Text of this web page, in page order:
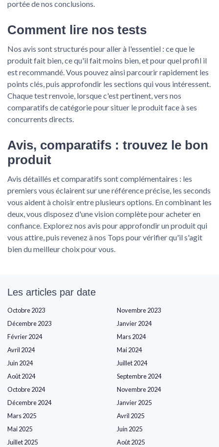
portée de nos conclusions.
Comment lire nos tests
Nos avis sont structurés pour aller à l'essentiel : ce que le
produit fait bien, ce qu'il fait moins bien, et pour quel profil il
est recommandé. Vous pouvez ainsi parcourir rapidement les
points clés, puis approfondir les sections qui vous intéressent.
Chaque test renvoie, lorsque c'est pertinent, vers nos
comparatifs de catégorie pour situer le produit face à ses
concurrents directs.
Avis, comparatifs : trouvez le bon
produit
Avis détaillés et comparatifs sont complémentaires : les
premiers vous éclairent sur une référence précise, les seconds
vous aident à choisir entre plusieurs options. En combinant les
deux, vous disposez d'une vision complète pour acheter en
confiance. Explorez nos avis pour approfondir un produit qui
vous attire, puis revenez à nos Tops pour vérifier qu'il s'agit
bien du meilleur choix pour vous.
Les articles par date
Octobre 2023
Novembre 2023
Décembre 2023
Janvier 2024
Février 2024
Mars 2024
Avril 2024
Mai 2024
Juin 2024
Juillet 2024
Août 2024
Septembre 2024
Octobre 2024
Novembre 2024
Décembre 2024
Janvier 2025
Mars 2025
Avril 2025
Mai 2025
Juin 2025
Juillet 2025
Août 2025